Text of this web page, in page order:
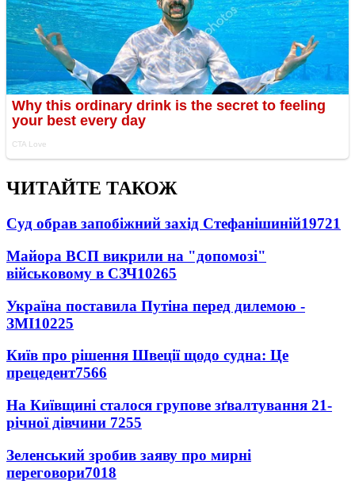
ЧИТАЙТЕ ТАКОЖ
Суд обрав запобіжний захід Стефанішиній19721
Майора ВСП викрили на "допомозі"
військовому в СЗЧ10265
Україна поставила Путіна перед дилемою -
ЗМІ10225
Київ про рішення Швеції щодо судна: Це
прецедент7566
На Київщині сталося групове зґвалтування 21-
річної дівчини 7255
Зеленський зробив заяву про мирні
переговори7018